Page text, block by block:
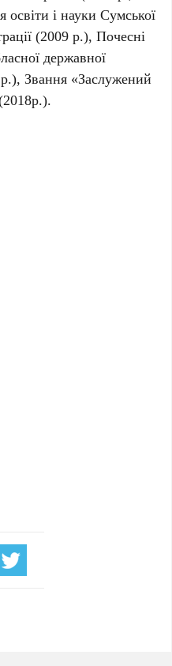
і науки Сумської
(2009 р.), Почесні
державної
р.), Звання «Заслужений